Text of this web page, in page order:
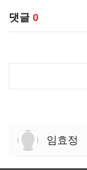
댓글 0
임효정